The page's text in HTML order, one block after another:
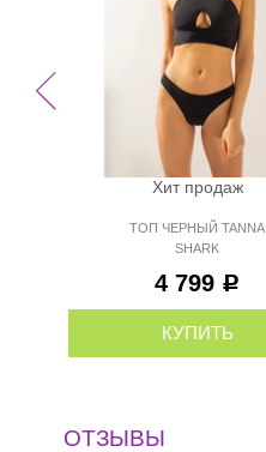
Хит продаж
ТОП ЧЕРНЫЙ TANNA
SHARK
4 799 Р
КУПИТЬ
ОТЗЫВЫ